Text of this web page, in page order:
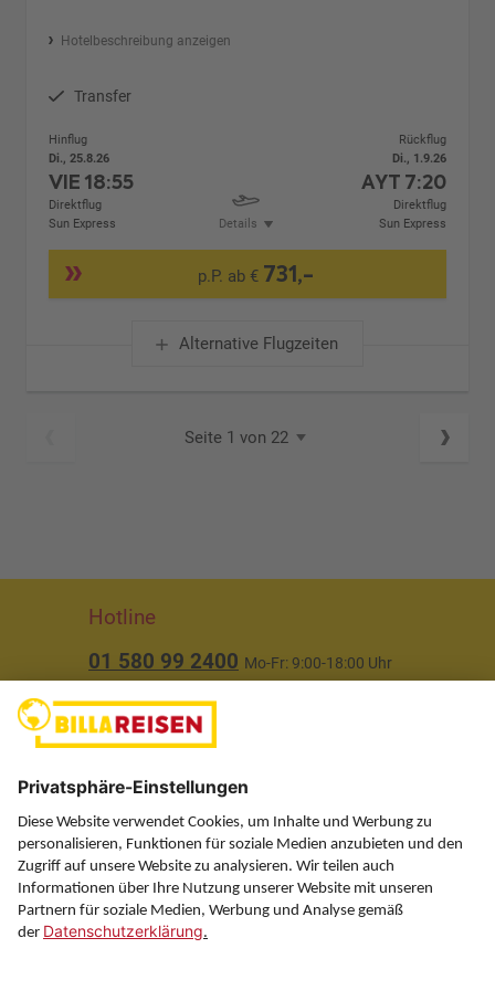
Hotelbeschreibung anzeigen
Transfer
Hinflug
Di., 25.8.26
VIE18:55
Direktflug
Sun Express
Details
Rückflug
Di., 1.9.26
AYT 7:20
Direktflug
Sun Express
p.P. ab € 731,-
Alternative Flugzeiten
Seite 1 von 22
Hotline
01 580 99 2400 Mo-Fr: 9:00-18:00 Uhr
Über uns
Service
Information
Folgen Sie uns auf